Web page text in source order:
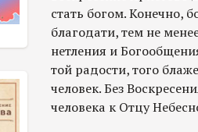
стать богом. Конечно,
благодати, тем не
нетления и
той радости, того
человек. Без
человека к Отцу